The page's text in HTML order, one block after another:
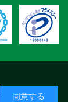
同意する